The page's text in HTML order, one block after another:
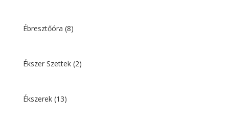
Ébresztőóra (8)
Ékszer Szettek (2)
Ékszerek (13)